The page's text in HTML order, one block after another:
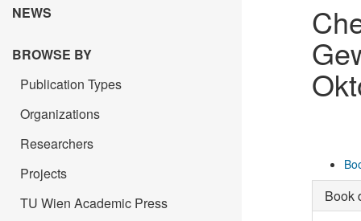
NEWS
BROWSE BY
Publication Types
Organizations
Researchers
Projects
TU Wien Academic Press
Book